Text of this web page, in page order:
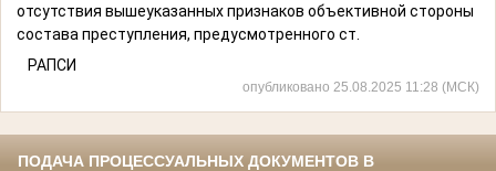
отсутствия вышеуказанных признаков объективной стороны
состава преступления, предусмотренного ст.
РАПСИ
опубликовано 25.08.2025 11:28 (МСК)
ПОДАЧА ПРОЦЕССУАЛЬНЫХ ДОКУМЕНТОВ В